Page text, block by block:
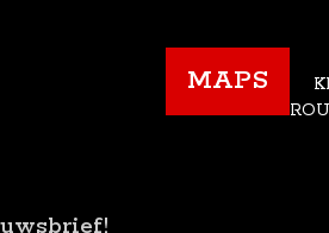
MAPS